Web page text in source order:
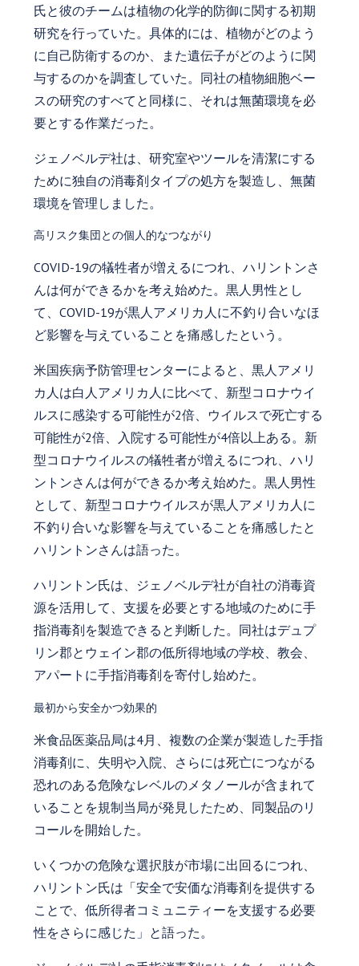
氏と彼のチームは植物の化学的防御に関する初期
研究を行っていた。具体的には、植物がどのよう
に自己防衛するのか、また遺伝子がどのように関
与するのかを調査していた。同社の植物細胞ベー
スの研究のすべてと同様に、それは無菌環境を必
要とする作業だった。
ジェノベルデ社は、研究室やツールを清潔にする
ために独自の消毒剤タイプの処方を製造し、無菌
環境を管理しました。
高リスク集団との個人的なつながり
COVID-19の犠牲者が増えるにつれ、ハリントンさ
んは何ができるかを考え始めた。黒人男性とし
て、COVID-19が黒人アメリカ人に不釣り合いなほ
ど影響を与えていることを痛感したという。
米国疾病予防管理センターによると、黒人アメリ
カ人は白人アメリカ人に比べて、新型コロナウイ
ルスに感染する可能性が2倍、ウイルスで死亡する
可能性が2倍、入院する可能性が4倍以上ある。新
型コロナウイルスの犠牲者が増えるにつれ、ハリ
ントンさんは何ができるか考え始めた。黒人男性
として、新型コロナウイルスが黒人アメリカ人に
不釣り合いな影響を与えていることを痛感したと
ハリントンさんは語った。
ハリントン氏は、ジェノベルデ社が自社の消毒資
源を活用して、支援を必要とする地域のために手
指消毒剤を製造できると判断した。同社はデュプ
リン郡とウェイン郡の低所得地域の学校、教会、
アパートに手指消毒剤を寄付し始めた。
最初から安全かつ効果的
米食品医薬品局は4月、複数の企業が製造した手指
消毒剤に、失明や入院、さらには死亡につながる
恐れのある危険なレベルのメタノールが含まれて
いることを規制当局が発見したため、同製品のリ
コールを開始した。
いくつかの危険な選択肢が市場に出回るにつれ、
ハリントン氏は「安全で安価な消毒剤を提供する
ことで、低所得者コミュニティーを支援する必要
性をさらに感じた」と語った。